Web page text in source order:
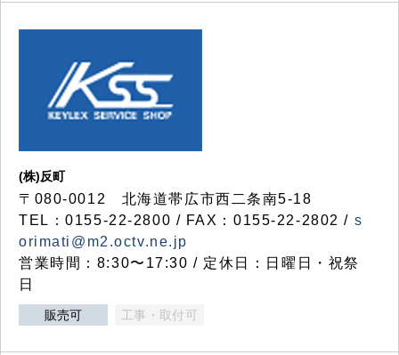
(株)反町
〒080-0012 北海道帯広市西二条南5-18
TEL：0155-22-2800 / FAX：0155-22-2802 / s
orimati@m2.octv.ne.jp
営業時間：8:30〜17:30 / 定休日：日曜日・祝祭
日
販売可 工事・取付可